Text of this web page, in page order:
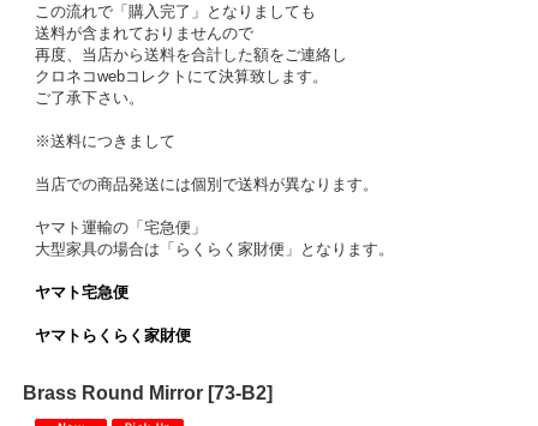
この流れで「購入完了」となりましても
送料が含まれておりませんので
再度、当店から送料を合計した額をご連絡し
クロネコwebコレクトにて決算致します。
ご了承下さい。
※送料につきまして
当店での商品発送には個別で送料が異なります。
ヤマト運輸の「宅急便」
大型家具の場合は「らくらく家財便」となります。
ヤマト宅急便
ヤマトらくらく家財便
Brass Round Mirror [73-B2]